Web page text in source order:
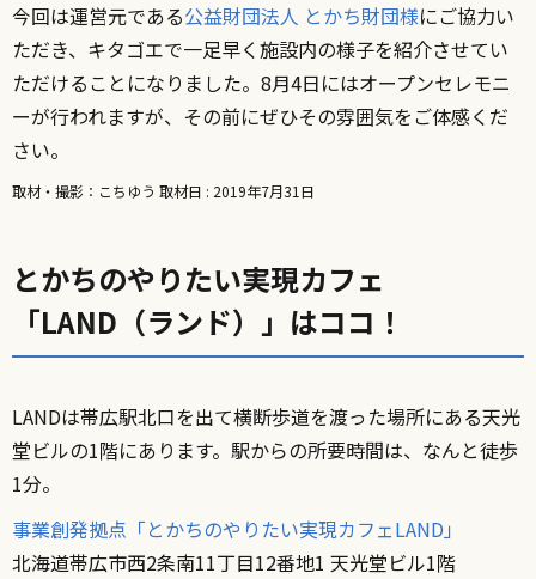
今回は運営元である公益財団法人 とかち財団様にご協力い
ただき、キタゴエで一足早く施設内の様子を紹介させてい
ただけることになりました。8月4日にはオープンセレモニ
ーが行われますが、その前にぜひその雰囲気をご体感くだ
さい。
取材・撮影：こちゆう 取材日 : 2019年7月31日
とかちのやりたい実現カフェ
「LAND（ランド）」はココ！
LANDは帯広駅北口を出て横断歩道を渡った場所にある天光
堂ビルの1階にあります。駅からの所要時間は、なんと徒歩
1分。
事業創発拠点「とかちのやりたい実現カフェLAND」
北海道帯広市西2条南11丁目12番地1 天光堂ビル1階